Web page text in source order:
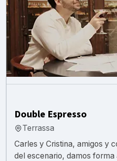
Double Espresso
Terrassa
Carles y Cristina, amigos y
del escenario, damos forma